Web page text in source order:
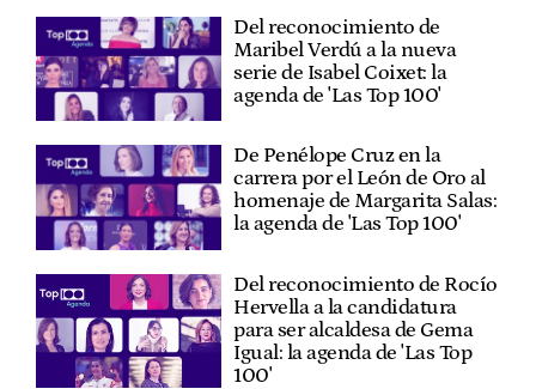
Del reconocimiento de
Maribel Verdú a la nueva
serie de Isabel Coixet: la
agenda de 'Las Top 100'
De Penélope Cruz en la
carrera por el León de Oro al
homenaje de Margarita Salas:
la agenda de 'Las Top 100'
Del reconocimiento de Rocío
Hervella a la candidatura
para ser alcaldesa de Gema
Igual: la agenda de 'Las Top
100'